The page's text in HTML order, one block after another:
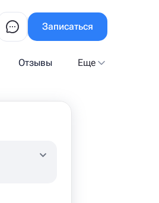
Записаться
Отзывы
Еще